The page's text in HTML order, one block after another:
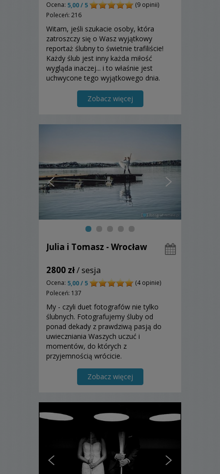
Ocena: 5,00 / 5
(9 opinii)
Poleceń: 216
Witam, jeśli szukacie osoby, która
zatroszczy się o Wasz wyjątkowy
reportaż ślubny to świetnie trafiliście!
Każdy ślub jest inny każda miłość
wygląda inaczej... i to właśnie jest
uchwycone tego wyjątkowego dnia.
wybijają się przez Wasze gesty, czułość.
To wszystko zatrzymam dla Was w
Zobacz więcej
Julia i Tomasz - Wrocław
2800 zł/ sesja
Ocena: 5,00 / 5
(4 opinie)
Poleceń: 137
My - czyli duet fotografów nie tylko
ślubnych. Fotografujemy śluby od
ponad dekady z prawdziwą pasją do
uwieczniania Waszych uczuć i
momentów, do których z
przyjemnością wrócicie.
Zobacz więcej